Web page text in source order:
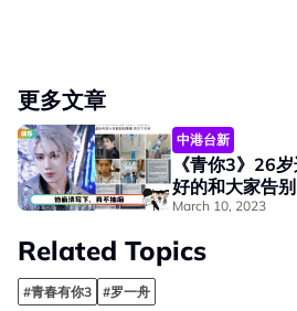
更多文章
中港台新
《青你3》26
March 10, 2023
Related Topics
#青春有你3 #罗一舟